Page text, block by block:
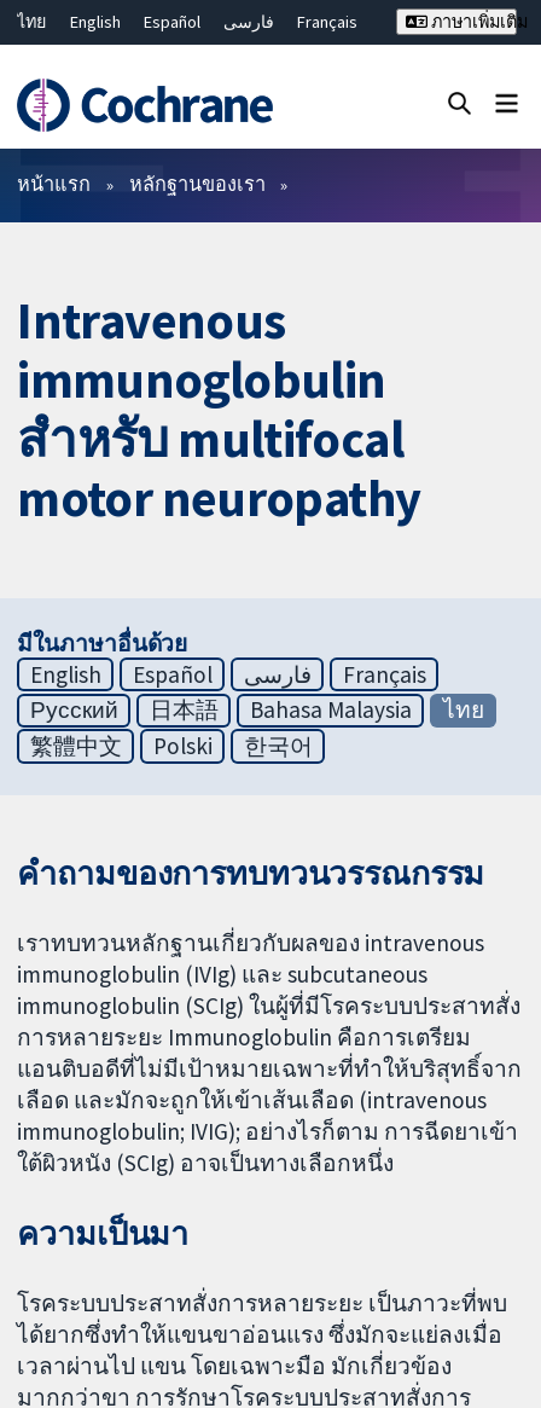
ไทย English Español فارسی
Français
Bahasa Malaysia
繁體中文 简体中文
ภาษาเพิ่มเติม
ตัวกรอง
หน้าแรก หลักฐานของเรา
Intravenous
immunoglobulin
สำหรับ multifocal
motor neuropathy
มีในภาษาอื่นด้วย
English
Español فارسی
Français
Русский
日本語 Bahasa Malaysia
ไทย
繁體中文
Polski 한국어
คำถามของการทบทวนวรรณกรรม
เราทบทวนหลักฐานเกี่ยวกับผลของ intravenous
immunoglobulin (IVIg) และ subcutaneous
immunoglobulin (SCIg) ในผู้ที่มีโรคระบบประสาทสั่ง
การหลายระยะ Immunoglobulin คือการเตรียม
แอนติบอดีที่ไม่มีเป้าหมายเฉพาะที่ทำให้บริสุทธิ์จาก
เลือด และมักจะถูกให้เข้าเส้นเลือด (intravenous
immunoglobulin; IVIG); อย่างไรก็ตาม การฉีดยาเข้า
ใต้ผิวหนัง (SCIg) อาจเป็นทางเลือกหนึ่ง
ความเป็นมา
โรคระบบประสาทสั่งการหลายระยะ เป็นภาวะที่พบ
ได้ยากซึ่งทำให้แขนขาอ่อนแรง ซึ่งมักจะแย่ลงเมื่อ
เวลาผ่านไป แขน โดยเฉพาะมือ มักเกี่ยวข้อง
มากกว่าขา การรักษาโรคระบบประสาทสั่งการ